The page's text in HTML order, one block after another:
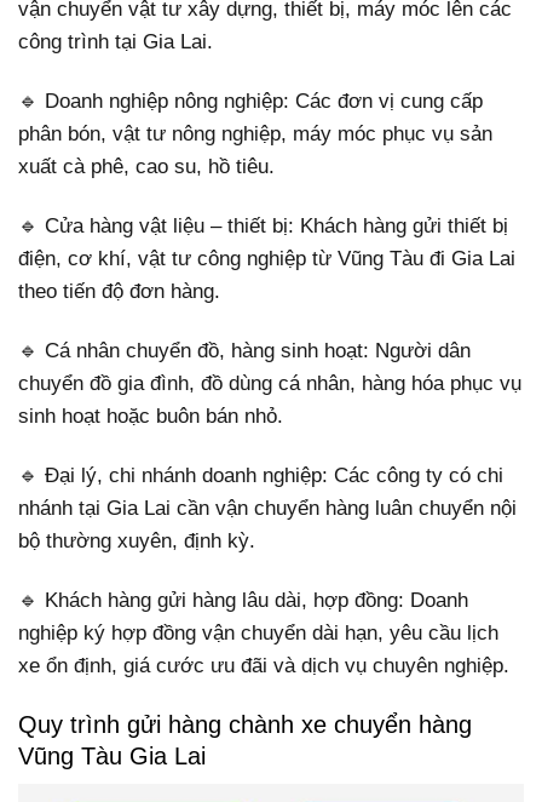
vận chuyển vật tư xây dựng, thiết bị, máy móc lên các
công trình tại Gia Lai.
🔹 Doanh nghiệp nông nghiệp: Các đơn vị cung cấp
phân bón, vật tư nông nghiệp, máy móc phục vụ sản
xuất cà phê, cao su, hồ tiêu.
🔹 Cửa hàng vật liệu – thiết bị: Khách hàng gửi thiết bị
điện, cơ khí, vật tư công nghiệp từ Vũng Tàu đi Gia Lai
theo tiến độ đơn hàng.
🔹 Cá nhân chuyển đồ, hàng sinh hoạt: Người dân
chuyển đồ gia đình, đồ dùng cá nhân, hàng hóa phục vụ
sinh hoạt hoặc buôn bán nhỏ.
🔹 Đại lý, chi nhánh doanh nghiệp: Các công ty có chi
nhánh tại Gia Lai cần vận chuyển hàng luân chuyển nội
bộ thường xuyên, định kỳ.
🔹 Khách hàng gửi hàng lâu dài, hợp đồng: Doanh
nghiệp ký hợp đồng vận chuyển dài hạn, yêu cầu lịch
xe ổn định, giá cước ưu đãi và dịch vụ chuyên nghiệp.
Quy trình gửi hàng chành xe chuyển hàng
Vũng Tàu Gia Lai